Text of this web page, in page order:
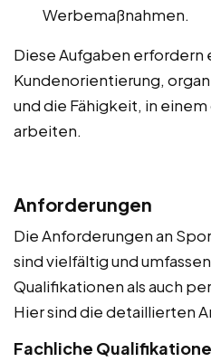
Werbemaßnahmen.
Diese Aufgaben erfordern
Kundenorientierung,
und die Fähigkeit, in
arbeiten.
Anforderungen
Die Anforderungen an
sind vielfältig und
Qualifikationen als auch
Hier sind die detaillierten
Fachliche